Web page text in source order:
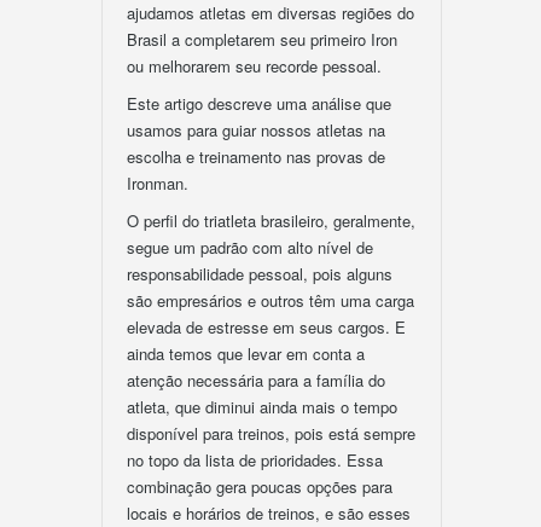
ajudamos atletas em diversas regiões do
Brasil a completarem seu primeiro Iron
ou melhorarem seu recorde pessoal.
Este artigo descreve uma análise que
usamos para guiar nossos atletas na
escolha e treinamento nas provas de
Ironman.
O perfil do triatleta brasileiro, geralmente,
segue um padrão com alto nível de
responsabilidade pessoal, pois alguns
são empresários e outros têm uma carga
elevada de estresse em seus cargos. E
ainda temos que levar em conta a
atenção necessária para a família do
atleta, que diminui ainda mais o tempo
disponível para treinos, pois está sempre
no topo da lista de prioridades. Essa
combinação gera poucas opções para
locais e horários de treinos, e são esses